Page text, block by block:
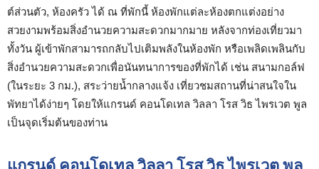
ต์ส่วนตัว, ห้องครัว ได้ ณ ที่พักนี้ ห้องพักแต่ละห้องตกแต่งอย่าง
สวยงามพร้อมสิ่งอำนวยความสะดวกมากมาย หลังจากท่องเที่ยวมา
ทั้งวัน ผู้เข้าพักสามารถกลับไปเติมพลังในห้องพัก หรือเพลิดเพลินกับ
สิ่งอำนวยความสะดวกเพื่อนันทนาการของที่พักได้ เช่น สนามกอล์ฟ
(ในระยะ 3 กม.), สระว่ายน้ำกลางแจ้ง เที่ยวชมสถานที่น่าสนใจใน
พัทยาได้ง่ายๆ โดยให้แกรนด์ คอนโดเทล วิลลา โรส วิธ ไพรเวต พูล
เป็นจุดเริ่มต้นของท่าน